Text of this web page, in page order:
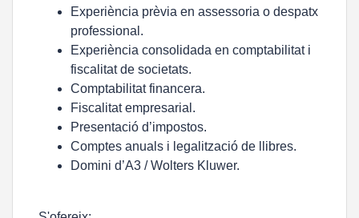
Experiència prèvia en assessoria o despatx
professional.
Experiència consolidada en comptabilitat i
fiscalitat de societats.
Comptabilitat financera.
Fiscalitat empresarial.
Presentació d’impostos.
Comptes anuals i legalització de llibres.
Domini d’A3 / Wolters Kluwer.